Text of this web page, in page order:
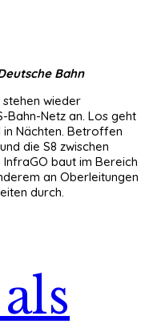
Bahn
stehen wieder
Bahn-Netz an. Los geht
in Nächten. Betroffen
die S8 zwischen
baut im Bereich
an Oberleitungen
durch.